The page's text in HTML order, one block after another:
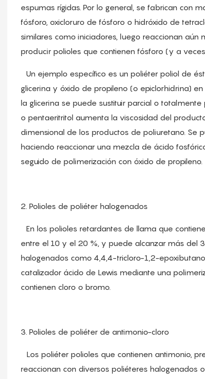
espumas rígidas. Por lo general, se fabrican con
fósforo, oxicloruro de fósforo o hidróxido de
similares como iniciadores, luego reaccionan
producir polioles que contienen fósforo (y a
Un ejemplo específico es un poliéter poliol de
glicerina y óxido de propileno (o epiclorhidrina)
la glicerina se puede sustituir parcial o totalmente
o pentaeritritol aumenta la viscosidad del
dimensional de los productos de poliuretano. Se
haciendo reaccionar una mezcla de ácido
seguido de polimerización con óxido de propileno.
2. Polioles de poliéter halogenados
En los polioles retardantes de llama que
entre el 10 y el 20 %, y puede alcanzar más del
halogenados como 4,4,4-tricloro-1,2-
catalizador ácido de Lewis mediante una
contienen cloro o bromo.
3. Polioles de poliéter de antimonio-cloro
Los poliéter polioles que contienen antimonio,
reaccionan con diversos poliéteres halogenados